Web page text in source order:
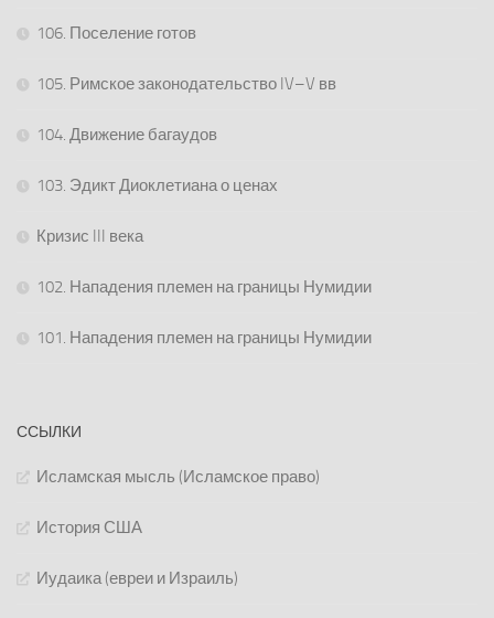
106. Поселение готов
105. Римское законодательство IV–V вв
104. Движение багаудов
103. Эдикт Диоклетиана о ценах
Кризис III века
102. Нападения племен на границы Нумидии
101. Нападения племен на границы Нумидии
ССЫЛКИ
Исламская мысль (Исламское право)
История США
Иудаика (евреи и Израиль)